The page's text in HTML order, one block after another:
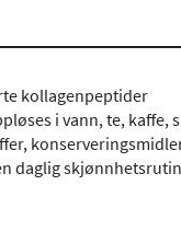
kollagenpeptider
i vann, te, kaffe,
daglig